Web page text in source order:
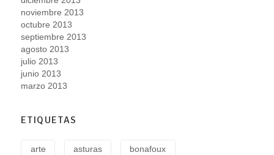
noviembre 2013
octubre 2013
septiembre 2013
agosto 2013
julio 2013
junio 2013
marzo 2013
ETIQUETAS
arte asturas bonafoux